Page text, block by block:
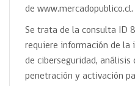
de www.mercadopublico.cl.
Se trata de la consulta ID
requiere información de la
de ciberseguridad, análisis
penetración y activación